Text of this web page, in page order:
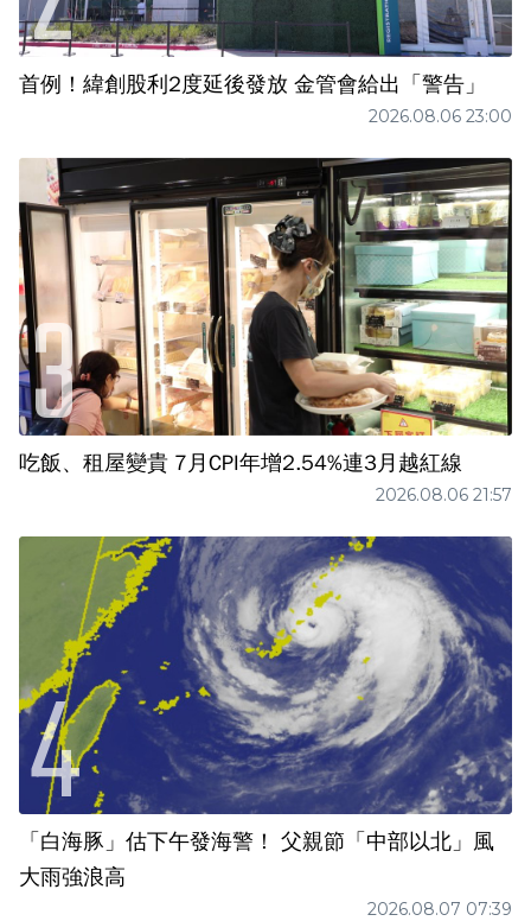
首例！緯創股利2度延後發放 金管會給出「警告」
2026.08.06 23:00
吃飯、租屋變貴 7月CPI年增2.54%連3月越紅線
2026.08.06 21:57
「白海豚」估下午發海警！ 父親節「中部以北」風
大雨強浪高
2026.08.07 07:39